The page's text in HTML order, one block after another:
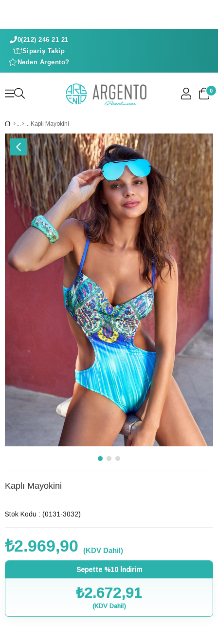
0(212) 246 21 21
Sipariş Takip
Neden Argento?
0
Kaplı Mayokini
Kaplı Mayokini
Stok Kodu (0131-3032)
₺2.969,90 (KDV Dahil)
Sepette %10 İndirim
₺2.672,91
(KDV Dahil)